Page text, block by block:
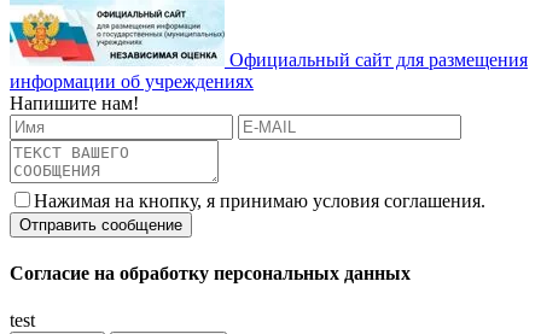
Официальный сайт для размещения
информации об учреждениях
Напишите нам!
Нажимая на кнопку, я принимаю условия соглашения.
Согласие на обработку персональных данных
test